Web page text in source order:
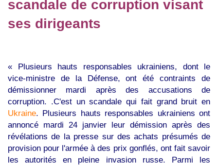
scandale de corruption visant
ses dirigeants
« Plusieurs hauts responsables ukrainiens, dont le
vice-ministre de la Défense, ont été contraints de
démissionner mardi après des accusations de
corruption. .C'est un scandale qui fait grand bruit en
Ukraine. Plusieurs hauts responsables ukrainiens ont
annoncé mardi 24 janvier leur démission après des
révélations de la presse sur des achats présumés de
provision pour l'armée à des prix gonflés, ont fait savoir
les autorités en pleine invasion russe. Parmi les